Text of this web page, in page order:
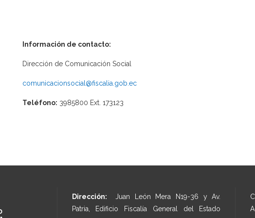
Información de contacto:
Dirección de Comunicación Social
comunicacionsocial@fiscalia.gob.ec
Teléfono: 3985800 Ext. 173123
Dirección: Juan León Mera N19-36 y Av.
Patria, Edificio Fiscalía General del Estado